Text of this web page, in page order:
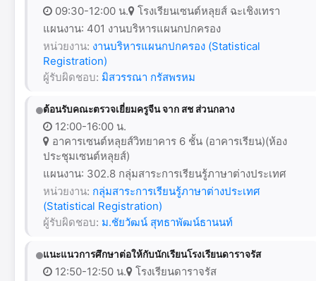
09:30-12:00 น.
โรงเรียนเซนต์หลุยส์ ฉะเชิงเทรา
แผนงาน: 401 งานบริหารแผนกปกครอง
หน่วยงาน: งานบริหารแผนกปกครอง (Statistical
Registration)
ผู้รับผิดชอบ: มิสวรรณา กรัสพรหม
ต้อนรับคณะตรวจเยี่ยมครูจีน จาก สช ส่วนกลาง
12:00-16:00 น.
อาคารเซนต์หลุยส์วิทยาคาร 6 ชั้น (อาคารเรียน)(ห้อง
ประชุมเซนต์หลุยส์)
แผนงาน: 302.8 กลุ่มสาระการเรียนรู้ภาษาต่างประเทศ
หน่วยงาน: กลุ่มสาระการเรียนรู้ภาษาต่างประเทศ
(Statistical Registration)
ผู้รับผิดชอบ: ม.ชัยวัฒน์ สุทธาพัฒน์ธานนท์
แนะแนวการศึกษาต่อให้กับนักเรียนโรงเรียนดาราจรัส
12:50-12:50 น.
โรงเรียนดาราจรัส